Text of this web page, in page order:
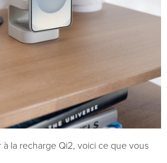
la recharge Qi2, voicice que vous